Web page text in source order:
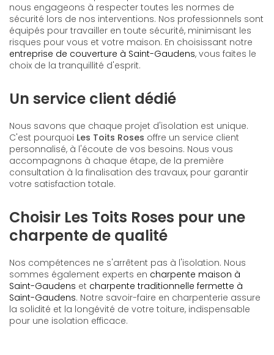
nous engageons à respecter toutes les normes de
sécurité lors de nos interventions. Nos professionnels sont
équipés pour travailler en toute sécurité, minimisant les
risques pour vous et votre maison. En choisissant notre
entreprise de couverture à Saint-Gaudens, vous faites le
choix de la tranquillité d'esprit.
Un service client dédié
Nous savons que chaque projet d'isolation est unique.
C'est pourquoi Les Toits Roses offre un service client
personnalisé, à l'écoute de vos besoins. Nous vous
accompagnons à chaque étape, de la première
consultation à la finalisation des travaux, pour garantir
votre satisfaction totale.
Choisir Les Toits Roses pour une
charpente de qualité
Nos compétences ne s'arrêtent pas à l'isolation. Nous
sommes également experts en charpente maison à
Saint-Gaudens et charpente traditionnelle fermette à
Saint-Gaudens. Notre savoir-faire en charpenterie assure
la solidité et la longévité de votre toiture, indispensable
pour une isolation efficace.